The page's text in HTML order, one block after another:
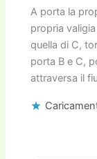
A porta la
propria
quella di C,
porta B e C,
attraversa il